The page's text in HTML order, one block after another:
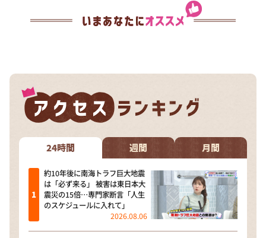
24時間 週間 月間
約10年後に南海トラフ巨大地震
は「必ず来る」 被害は東日本大
震災の15倍…専門家断言「人生
のスケジュールに入れて」
2026.08.06